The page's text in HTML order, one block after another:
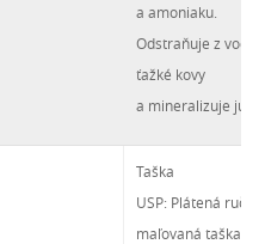
a amoniaku.
Odstraňuje z vody
ťažké kovy
a mineralizuje ju.
Taška
USP: Plátená ručne
maľovaná taška